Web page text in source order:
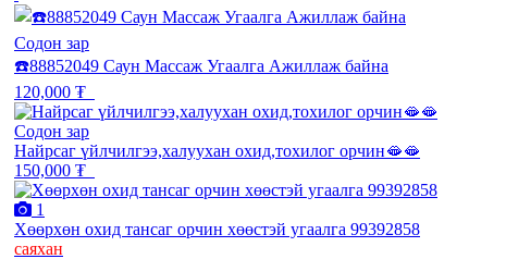
Содон зар
☎️88852049 Саун Массаж Угаалга Ажиллаж байна
120,000 ₮
Содон зар
Найрсаг үйлчилгээ,халуухан охид,тохилог орчин🫦🫦
150,000 ₮
1
Хөөрхөн охид тансаг орчин хөөстэй угаалга 99392858
саяхан